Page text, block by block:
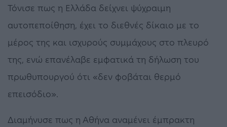
Τόνισε πως η Ελλάδα δείχνει ψύχραιμη
αυτοπεποίθηση, έχει το διεθνές δίκαιο με το
μέρος της και ισχυρούς συμμάχους στο πλευρό
της, ενώ επανέλαβε εμφατικά τη δήλωση του
πρωθυπουργού ότι «δεν φοβάται θερμό
επεισόδιο».
Διαμήνυσε πως η Αθήνα αναμένει έμπρακτη